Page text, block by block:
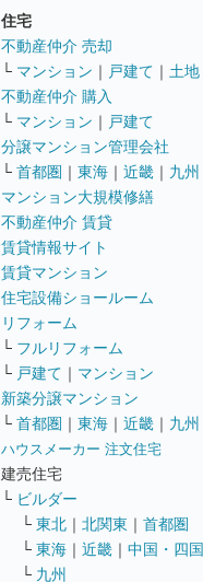
住宅
不動産仲介 売却
└ マンション ｜ 戸建て ｜ 土地
不動産仲介 購入
└ マンション ｜ 戸建て
分譲マンション管理会社
└ 首都圏 ｜ 東海 ｜ 近畿 ｜ 九州
マンション大規模修繕
不動産仲介 賃貸
賃貸情報サイト
賃貸マンション
住宅設備ショールーム
リフォーム
└ フルリフォーム
└ 戸建て ｜ マンション
新築分譲マンション
└ 首都圏 ｜ 東海 ｜ 近畿 ｜ 九州
ハウスメーカー 注文住宅
建売住宅
└ ビルダー
└ 東北 ｜ 北関東 ｜ 首都圏
└ 東海 ｜ 近畿 ｜ 中国・四国
└ 九州